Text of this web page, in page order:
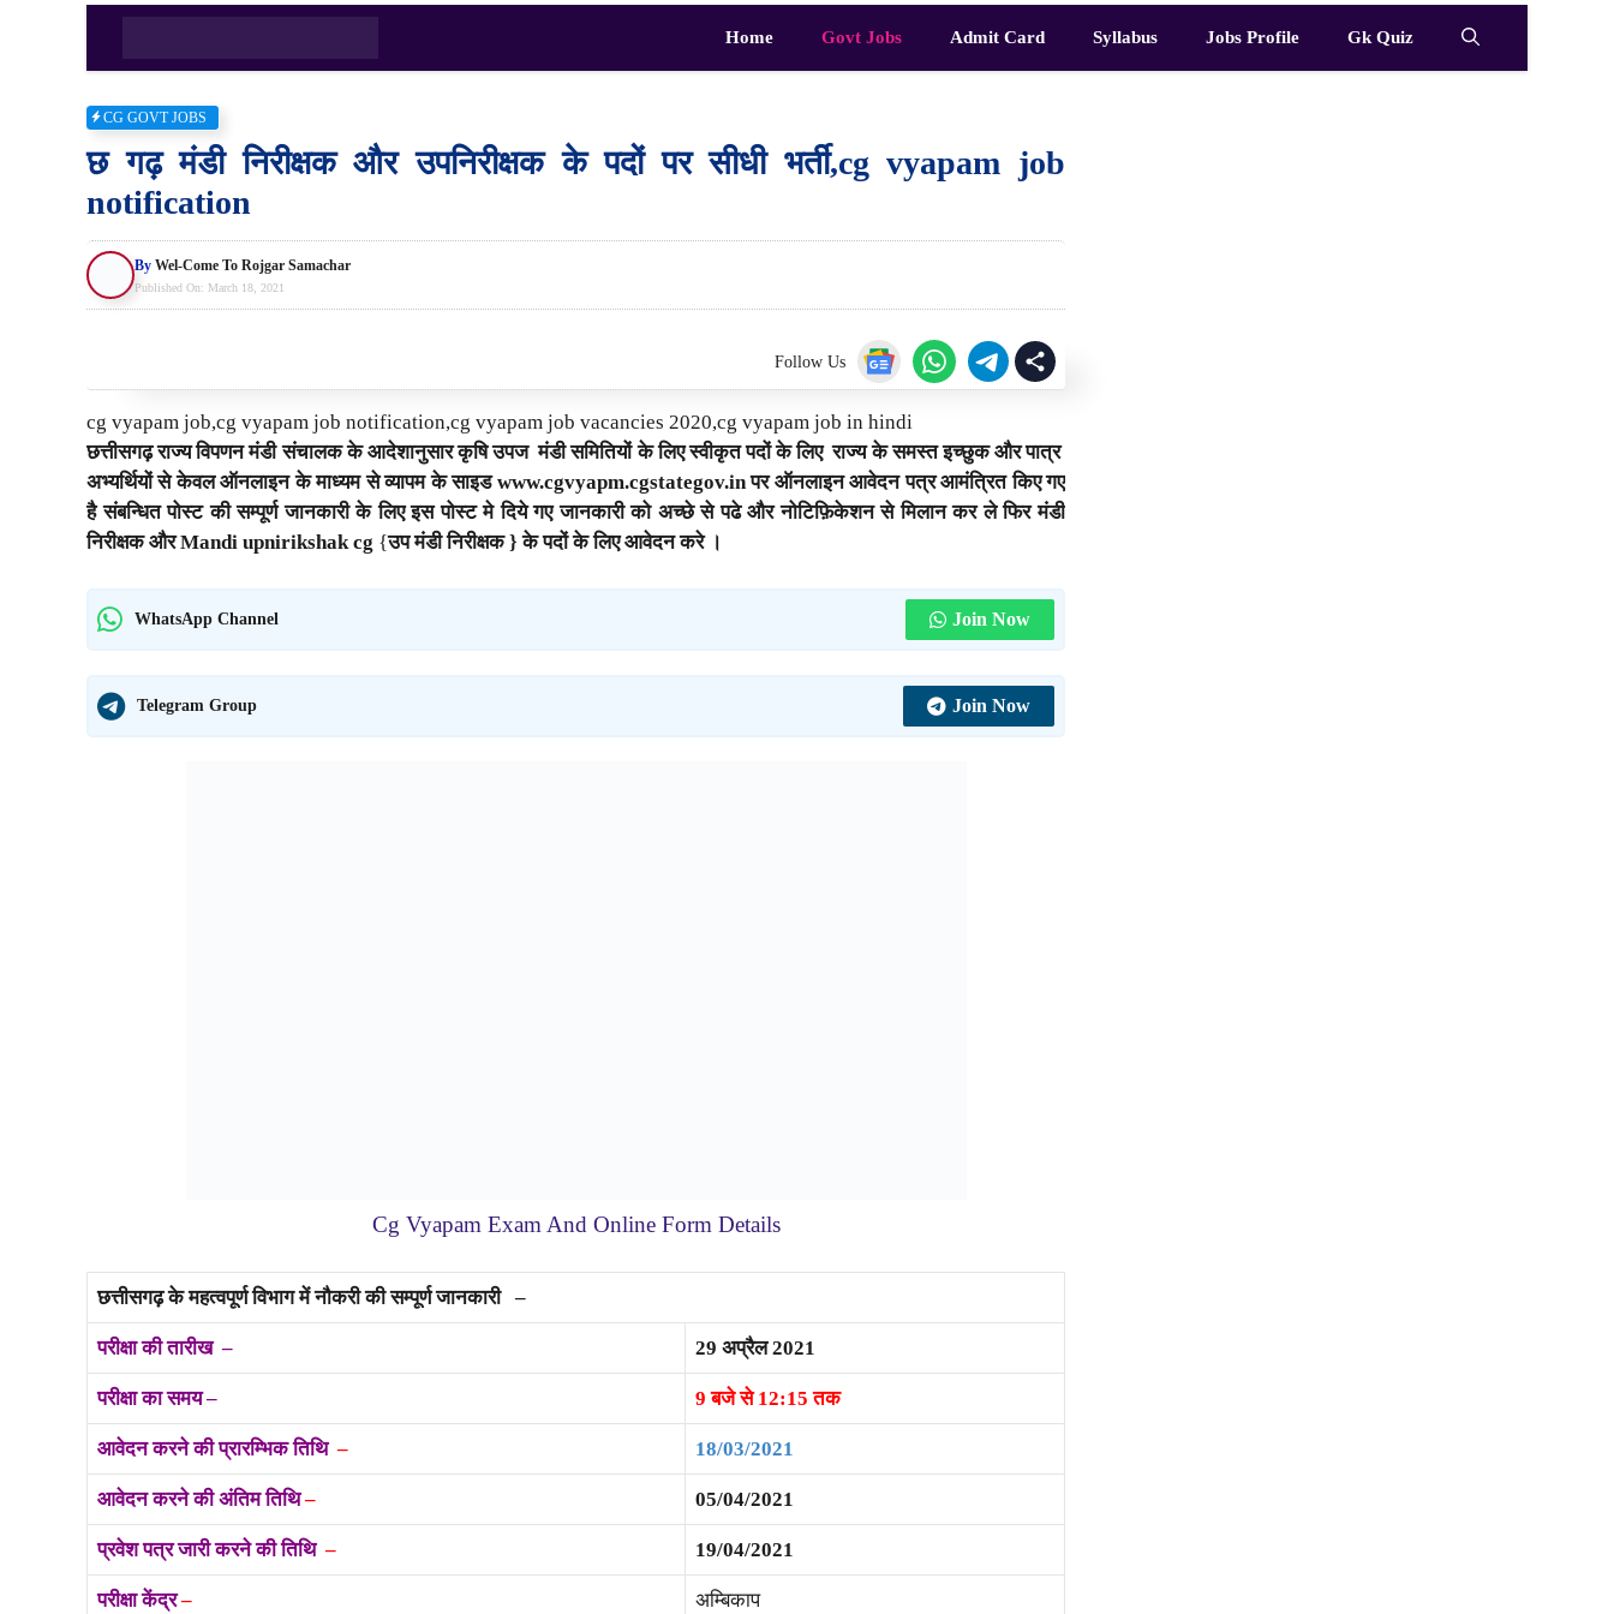
Home Govt Jobs Admit Card Syllabus Jobs Profile Gk Quiz
CG GOVT JOBS
छ गढ़ मंडी निरीक्षक और उपनिरीक्षक के पदों पर सीधी भर्ती,cg vyapam job
notification
By Wel-Come To Rojgar Samachar
Published On: March 18, 2021
Follow Us
cg vyapam job,cg vyapam job notification,cg vyapam job vacancies 2020,cg vyapam job in hindi
छत्तीसगढ़ राज्य विपणन मंडी संचालक के आदेशानुसार कृषि उपज मंडी समितियों के लिए स्वीकृत पदों के लिए राज्य के समस्त इच्छुक और पात्र
अभ्यर्थियों से केवल ऑनलाइन के माध्यम से व्यापम के साइड www.cgvyapm.cgstategov.in पर ऑनलाइन आवेदन पत्र आमंत्रित किए गए
है संबन्धित पोस्ट की सम्पूर्ण जानकारी के लिए इस पोस्ट मे दिये गए जानकारी को अच्छे से पढे और नोटिफ़िकेशन से मिलान कर ले फिर मंडी
निरीक्षक और Mandi upnirikshak cg {उप मंडी निरीक्षक } के पदों के लिए आवेदन करे ।
WhatsApp Channel Join Now
Telegram Group Join Now
Cg Vyapam Exam And Online Form Details
छत्तीसगढ़ के महत्वपूर्ण विभाग में नौकरी की सम्पूर्ण जानकारी –
परीक्षा की तारीख – 29 अप्रैल 2021
परीक्षा का समय – 9 बजे से 12:15 तक
आवेदन करने की प्रारम्भिक तिथि– 18/03/2021
आवेदन करने की अंतिम तिथि– 05/04/2021
प्रवेश पत्र जारी करने की तिथि– 19/04/2021
परीक्षा केंद्र– अम्बिकाप